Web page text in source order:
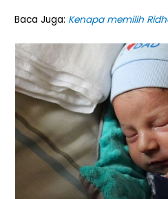
Baca Juga: Kenapa memilih